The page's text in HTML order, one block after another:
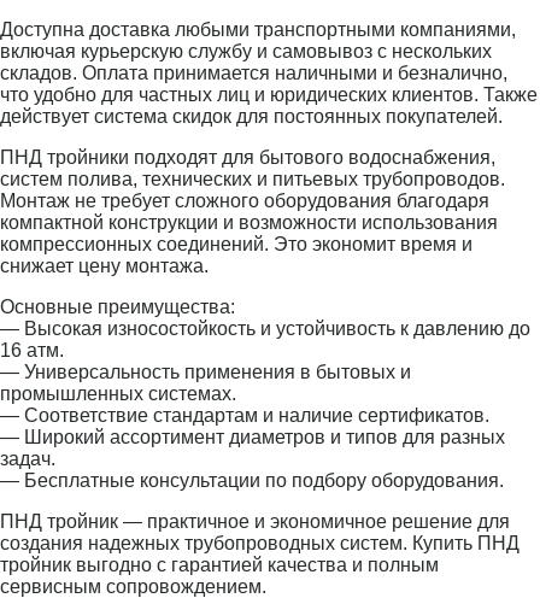
Доступна доставка любыми транспортными компаниями,
включая курьерскую службу и самовывоз с нескольких
складов. Оплата принимается наличными и безналично,
что удобно для частных лиц и юридических клиентов. Также
действует система скидок для постоянных покупателей.
ПНД тройники подходят для бытового водоснабжения,
систем полива, технических и питьевых трубопроводов.
Монтаж не требует сложного оборудования благодаря
компактной конструкции и возможности использования
компрессионных соединений. Это экономит время и
снижает цену монтажа.
Основные преимущества:
— Высокая износостойкость и устойчивость к давлению до
16 атм.
— Универсальность применения в бытовых и
промышленных системах.
— Соответствие стандартам и наличие сертификатов.
— Широкий ассортимент диаметров и типов для разных
задач.
— Бесплатные консультации по подбору оборудования.
ПНД тройник — практичное и экономичное решение для
создания надежных трубопроводных систем. Купить ПНД
тройник выгодно с гарантией качества и полным
сервисным сопровождением.